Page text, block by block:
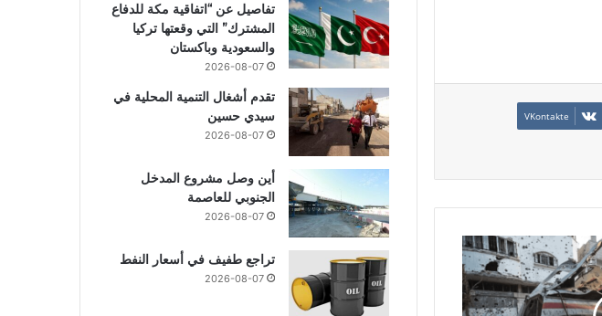
تفاصيل عن “اتفاقية مكة للدفاع
المشترك” التي وقعتها تركيا
والسعودية وباكستان
2026-08-07
تقدم أشغال التنمية المحلية في
سيدي حسين
2026-08-07
أين وصل مشروع المدخل
الجنوبي للعاصمة
2026-08-07
تراجع طفيف في أسعار النفط
2026-08-07